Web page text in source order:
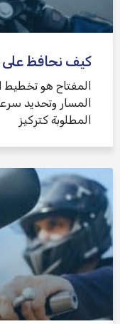
كيف نحافظ على
المفتاح هو تخطيط
المسار وتحديد
المطلوبة كتركيز